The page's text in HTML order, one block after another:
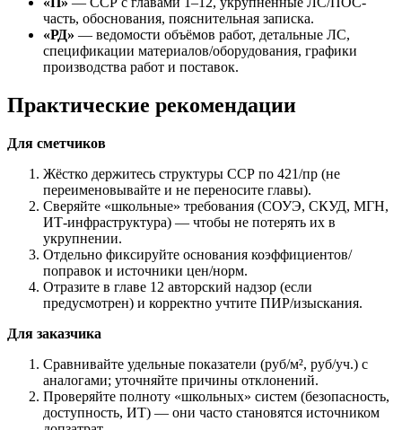
часть, обоснования, пояснительная записка.
«РД» — ведомости объёмов работ, детальные ЛС,
спецификации материалов/оборудования, графики
производства работ и поставок.
Практические рекомендации
Для сметчиков
Жёстко держитесь структуры ССР по 421/пр (не
переименовывайте и не переносите главы).
Сверяйте «школьные» требования (СОУЭ, СКУД, МГН,
ИТ-инфраструктура) — чтобы не потерять их в
укрупнении.
Отдельно фиксируйте основания коэффициентов/
поправок и источники цен/норм.
Отразите в главе 12 авторский надзор (если
предусмотрен) и корректно учтите ПИР/изыскания.
Для заказчика
Сравнивайте удельные показатели (руб/м², руб/уч.) с
аналогами; уточняйте причины отклонений.
Проверяйте полноту «школьных» систем (безопасность,
доступность, ИТ) — они часто становятся источником